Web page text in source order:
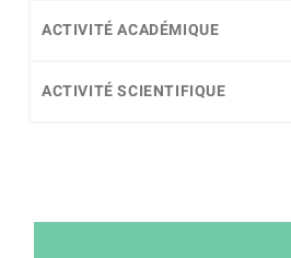
ACTIVITÉ ACADÉMIQUE
ACTIVITÉ SCIENTIFIQUE